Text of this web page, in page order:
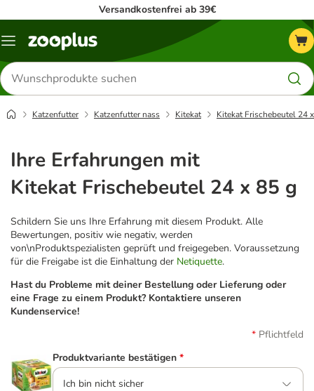
Versandkostenfrei ab 39€
Menü
Produkte
suchen
Katzenfutter Katzenfutter nass Kitekat Kitekat Frischebeutel 24
Ihre Erfahrungen mit
Kitekat Frischebeutel 24 x 85 g
Schildern Sie uns Ihre Erfahrung mit diesem Produkt. Alle
Bewertungen, positiv wie negativ, werden
von\nProduktspezialisten geprüft und freigegeben. Voraussetzung
für die Freigabe ist die Einhaltung der Netiquette.
Hast du Probleme mit deiner Bestellung oder Lieferung oder
eine Frage zu einem Produkt? Kontaktiere unseren
Kundenservice!
Pflichtfeld
Produktvariante bestätigen *
Ich bin nicht sicher